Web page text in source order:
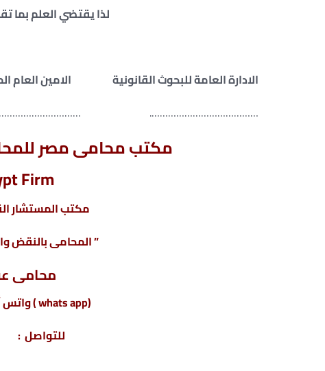
لذا يقتضي العلم بما
الادارة العامة للبحوث القانونية الامين
……………. …………………..
مكتب محامى مصر
Firm
مكتب المستشار
” المحامى بالنقض
محامى
(whats app ) واتس أب : 201220615243+
للتواصل :